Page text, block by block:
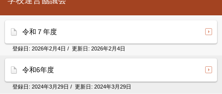
令和７年度
登録日: 2026年2月4日 / 更新日: 2026年2月4日
令和6年度
登録日: 2024年3月29日 / 更新日: 2024年3月29日